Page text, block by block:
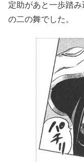
定助があと一歩踏
の二の舞でした。